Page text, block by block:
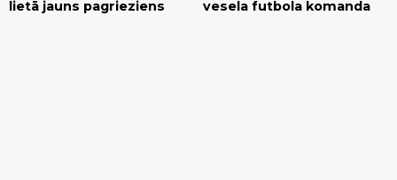
lietā jauns pagrieziens vesela futbola komanda